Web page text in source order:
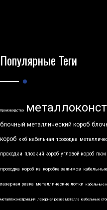
Популярные Теги
производство
блочный металлический короб
короб ккб кабельная проходка
проходки плоский короб угловой короб пкм
проходка короб кз коробка зажимов
лазерная резка металлические лотки кабельные
металлоконструкций лазерная резка металла кабельные